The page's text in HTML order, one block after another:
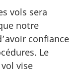
vols sera
notre
confiance
Le
vise